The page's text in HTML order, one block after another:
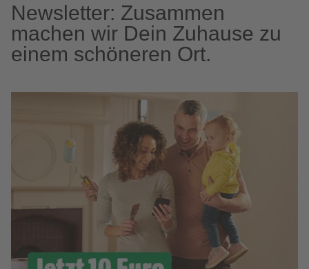
Newsletter: Zusammen
machen wir Dein Zuhause zu
einem schöneren Ort.